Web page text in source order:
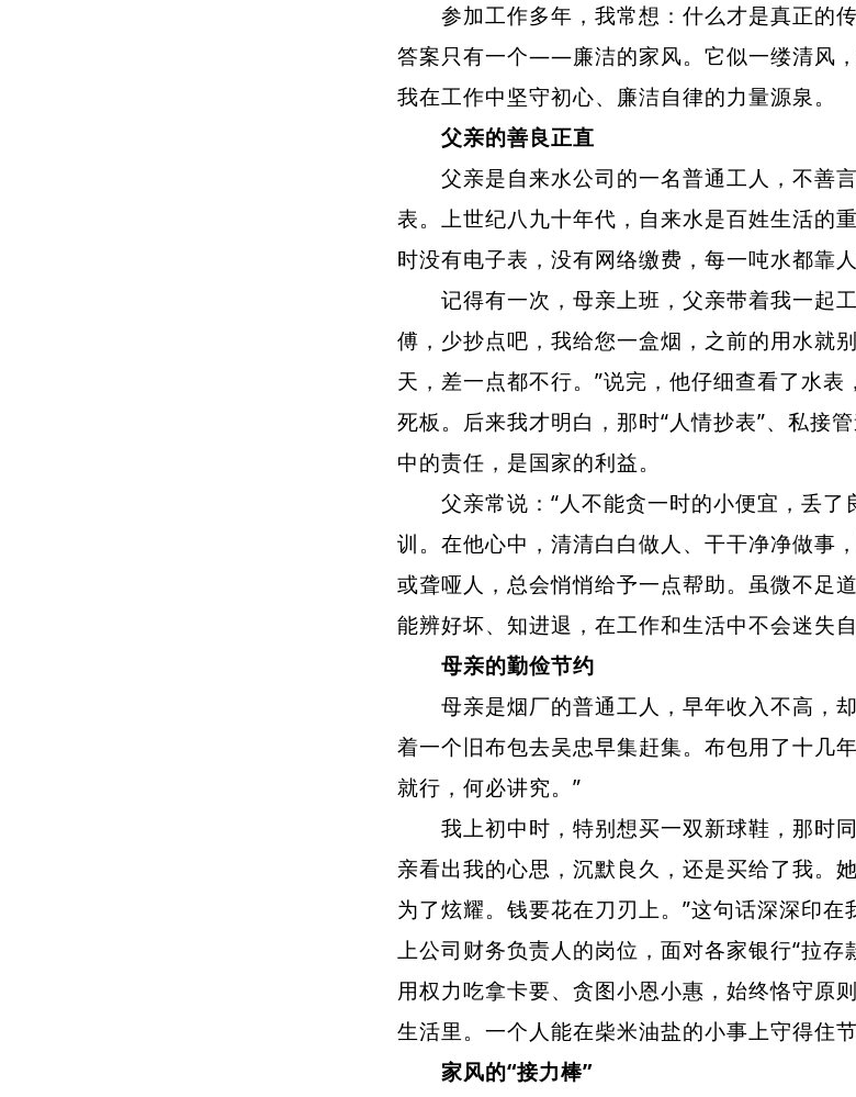
参加工作多年，我常想：什么才是真正的传
答案只有一个——廉洁的家风。它似一缕清风
我在工作中坚守初心、廉洁自律的力量源泉。
父亲的善良正直
父亲是自来水公司的一名普通工人，不善
表。上世纪八九十年代，自来水是百姓生活的
时没有电子表，没有网络缴费，每一吨水都靠
记得有一次，母亲上班，父亲带着我一起工
傅，少抄点吧，我给您一盒烟，之前的用水就
天，差一点都不行。”说完，他仔细查看了水
死板。后来我才明白，那时“人情抄表”、私接
中的责任，是国家的利益。
父亲常说：“人不能贪一时的小便宜，丢了
训。在他心中，清清白白做人、干干净净做事
或聋哑人，总会悄悄给予一点帮助。虽微不足
能辨好坏、知进退，在工作和生活中不会迷失自
母亲的勤俭节约
母亲是烟厂的普通工人，早年收入不高，
着一个旧布包去吴忠早集赶集。布包用了十几
就行，何必讲究。”
我上初中时，特别想买一双新球鞋，那时
亲看出我的心思，沉默良久，还是买给了我。
为了炫耀。钱要花在刀刃上。”这句话深深印
上公司财务负责人的岗位，面对各家银行“拉
用权力吃拿卡要、贪图小恩小惠，始终恪守原
生活里。一个人能在柴米油盐的小事上守得住
家风的“接力棒”